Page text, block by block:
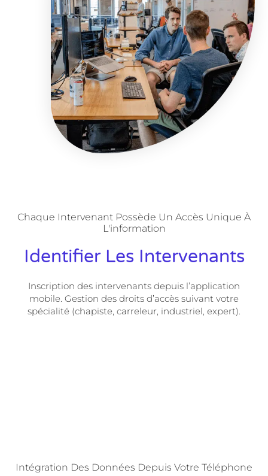
Chaque Intervenant Possède Un Accès Unique À
L'information
Identifier Les Intervenants
Inscription des intervenants depuis l’application
mobile. Gestion des droits d’accès suivant votre
spécialité (chapiste, carreleur, industriel, expert).
Intégration Des Données Depuis Votre Téléphone